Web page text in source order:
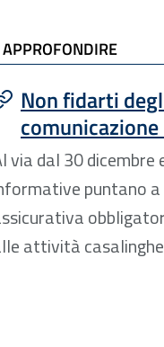
Non fidarti
via dal 30
puntano
attività casalinghe